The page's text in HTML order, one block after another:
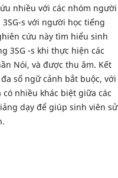
nhiều với các nhóm người
s với người học tiếng
cứu này tìm hiểu sinh
3SG -s khi thực hiện các
Nói, và được thu âm. Kết
số ngữ cảnh bắt buộc, với
nhiều khác biệt giữa các
dạy để giúp sinh viên sử